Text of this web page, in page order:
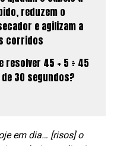
reduzem o
e agilizam a
corridos
resolver 45 + 5 ÷ 45
de 30 segundos?
em dia… [risos] o